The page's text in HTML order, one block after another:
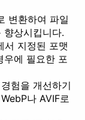
변환하여 파일
상시킵니다.
서 지정된 포맷
우에 필요한 포
험을 개선하기
나 AVIF로